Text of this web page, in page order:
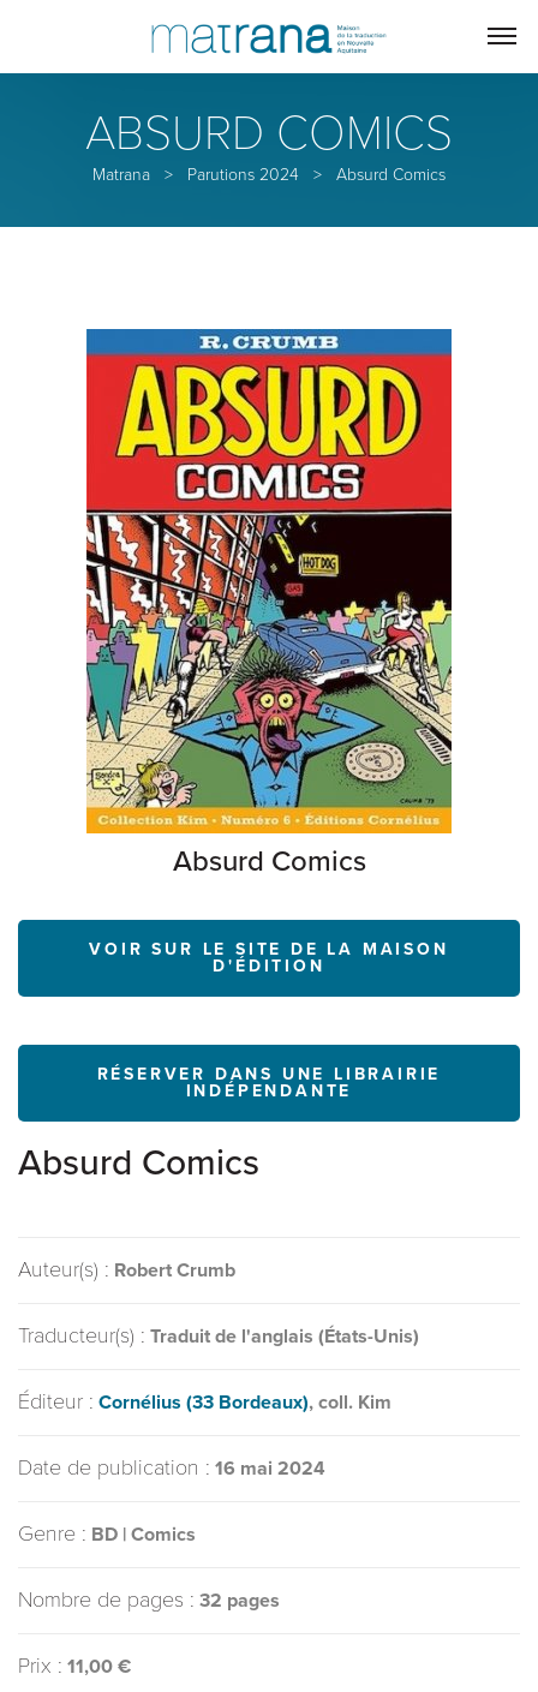
ABSURD COMICS
Matrana > Parutions 2024 > Absurd Comics
Absurd Comics
VOIR SUR LE SITE DE LA MAISON
D'ÉDITION
RÉSERVER DANS UNE LIBRAIRIE
INDÉPENDANTE
Absurd Comics
Auteur(s) : Robert Crumb
Traducteur(s) : Traduit de l'anglais (États-Unis)
Éditeur : Cornélius (33 Bordeaux), coll. Kim
Date de publication : 16 mai 2024
Genre : BD | Comics
Nombre de pages : 32 pages
Prix : 11,00 €